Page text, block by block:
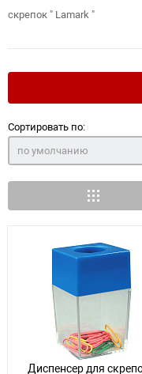
скрепок " Lamark "
Сортировать по:
по умолчанию
Диспенсер для